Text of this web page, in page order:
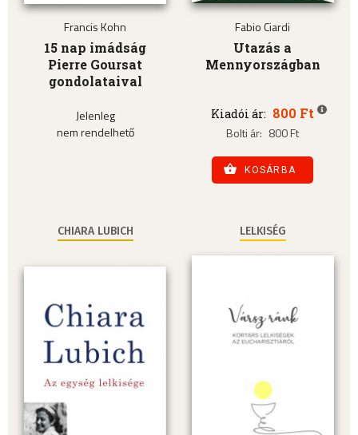
Francis Kohn
15 nap imádság
Pierre Goursat
gondolataival
Jelenleg
nem rendelhető
Fabio Ciardi
Utazás a
Mennyországban
Kiadói ár: 800 Ft
Bolti ár: 800 Ft
KOSÁRBA
CHIARA LUBICH LELKISÉG